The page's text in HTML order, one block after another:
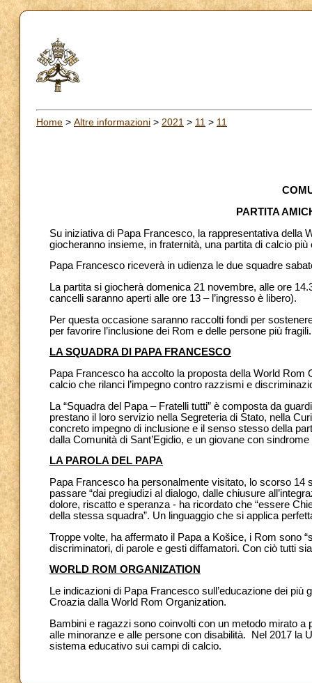
Home > Altre informazioni > 2021 > 11 > 11
PARTITA
Su iniziativa di Papa Francesco, la rappresentativa della
giocheranno insieme, in fraternità, una partita di calcio
Papa Francesco riceverà in udienza le due squadre
La partita si giocherà domenica 21 novembre, alle ore
cancelli saranno aperti alle ore 13 – l’ingresso è libero).
Per questa occasione saranno raccolti fondi per
per favorire l’inclusione dei Rom e delle persone più
LA SQUADRA DI PAPA FRANCESCO
Papa Francesco ha accolto la proposta della World
calcio che rilanci l’impegno contro razzismi e
La “Squadra del Papa – Fratelli tutti” è composta da
prestano il loro servizio nella Segreteria di Stato, nella
concreto impegno di inclusione e il senso stesso della
dalla Comunità di Sant’Egidio, e un giovane con
LA PAROLA DEL PAPA
Papa Francesco ha personalmente visitato, lo scorso
passare “dai pregiudizi al dialogo, dalle chiusure
dolore, riscatto e speranza - ha ricordato che “essere
della stessa squadra”. Un linguaggio che si applica
Troppe volte, ha affermato il Papa a Košice, i Rom sono
discriminatori, di parole e gesti diffamatori. Con ciò tutti
WORLD ROM ORGANIZATION
Le indicazioni di Papa Francesco sull’educazione dei
Croazia dalla World Rom Organization.
Bambini e ragazzi sono coinvolti con un metodo mirato
alle minoranze e alle persone con disabilità.
Nel 2017 la
sistema educativo sui campi di calcio.